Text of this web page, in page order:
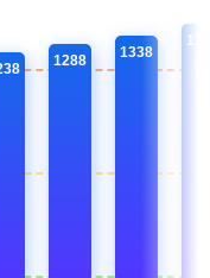
1288
1338